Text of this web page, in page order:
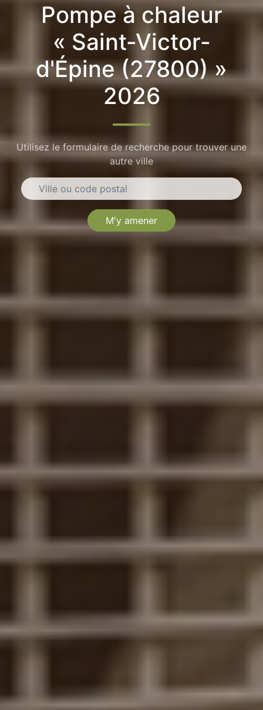
Pompe à chaleur
« Saint-Victor-
d'Épine (27800) »
2026
Utilisez le formulaire de recherche pour trouver une
autre ville
M'y amener